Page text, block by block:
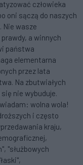
człowieka
oni sączą do naszych
Nie wasze
a winnych
państwa
elementarna
przez lata
Na zbutwiałych
nie wybuduje.
wolna wola!
i często
kraju,
"służbowych